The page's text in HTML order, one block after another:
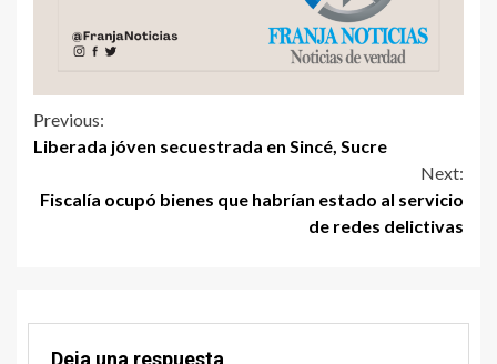
Previous:
Liberada jóven secuestrada en Sincé, Sucre
Next:
Fiscalía ocupó bienes que habrían estado al servicio
de redes delictivas
Deja una respuesta